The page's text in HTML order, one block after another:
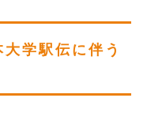
学駅伝に伴う